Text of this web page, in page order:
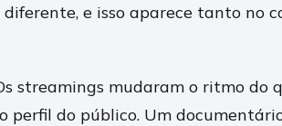
e isso aparece tanto no
streamings mudaram o ritmo do
perfil do público. Um